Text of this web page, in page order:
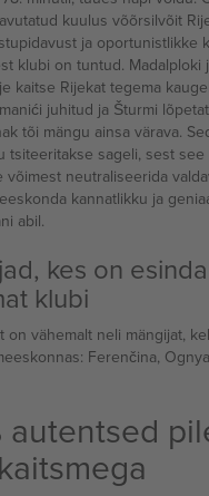
kuulus võõrsilvõit
ja oportunistlikke
klubi on tuntud. Madalploki
kaitse Rijekat tegema
juhitud ja Šturmi
tõi mängu ainsa värava.
tsiteeritakse sageli, sest
võimest neutraliseerida
kannatlikku ja
abil.
kes on
klubi
on vähemalt neli mängijat,
Ferenčina,
autentsed